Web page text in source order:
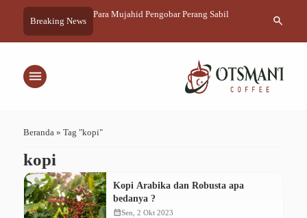
Breaking News
Para Mujahid Pengobar Perang Sabil Kopi Tapi
search
menu
Beranda » Tag "kopi"
kopi
Kopi Arabika dan Robusta apa
bedanya ?
calendar_monthSen, 2 Okt 2023